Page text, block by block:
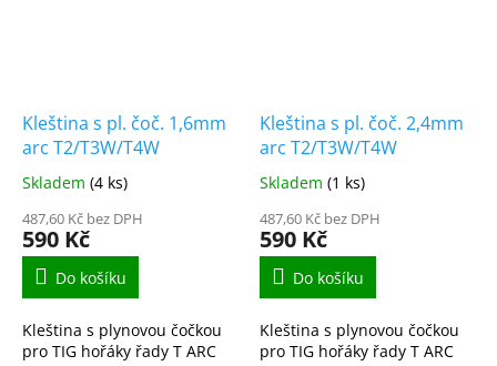
Kleština s pl. čoč. 1,6mm
arc T2/T3W/T4W
Skladem (4 ks)
487,60 Kč bez DPH
590 Kč
Do košíku
Kleština s plynovou čočkou
pro TIG hořáky řady T ARC
Kleština s pl. čoč. 2,4mm
arc T2/T3W/T4W
Skladem (1 ks)
487,60 Kč bez DPH
590 Kč
Do košíku
Kleština s plynovou čočkou
pro TIG hořáky řady T ARC